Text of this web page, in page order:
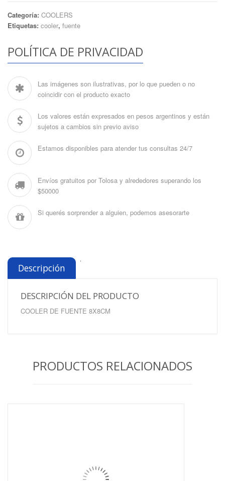
Categoría: COOLERS
Etiquetas: cooler, fuente
POLÍTICA DE PRIVACIDAD
Las imágenes son ilustrativas, por lo que pueden o no
coincidir con el producto exacto
Los valores están expresados en pesos argentinos y están
sujetos a cambios sin previo aviso
Estamos disponibles para atender tus consultas 24/7
Envíos gratuitos por Tolosa y alrededores superando los
$50000
Si querés sorprender a alguien, podemos asesorarte
Descripción '
DESCRIPCIÓN DEL PRODUCTO
COOLER DE FUENTE 8X8CM
PRODUCTOS RELACIONADOS